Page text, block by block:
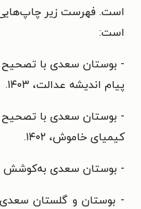
است. فهرست زیر چاپ‌هایی
است:
- بوستان سعدی با تصحیح
پیام اندیشه عدالت، ‌‫‬‌۱۴۰۳.
- بوستان سعدی با
کیمیای خاموش‌‫، ۱۴۰۲.
- بوستان سعدی به‌کوشش
- بوستان و گلستان